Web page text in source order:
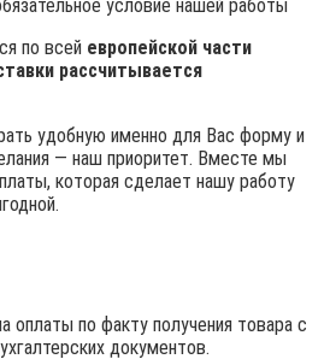
условие нашей работы
по всей европейской части
рассчитывается
удобную именно для Вас форму и
— наш приоритет. Вместе мы
которая сделает нашу работу
оплаты по факту получения товара с
документов.